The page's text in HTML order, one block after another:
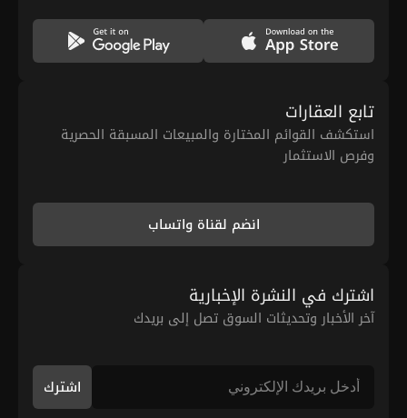
تابع العقارات
استكشف القوائم المختارة والمبيعات المسبقة الحصرية
وفرص الاستثمار
انضم لقناة واتساب
اشترك في النشرة الإخبارية
آخر الأخبار وتحديثات السوق تصل إلى بريدك
اشترك